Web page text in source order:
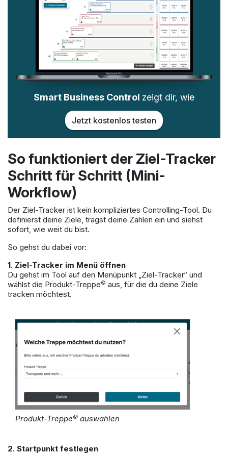
Smart Business Control zeigt dir, wie
Jetzt kostenlos testen
So funktioniert der Ziel-Tracker
Schritt für Schritt (Mini-
Workflow)
Der Ziel-Tracker ist kein kompliziertes Controlling-Tool. Du
definierst deine Ziele, trägst deine Zahlen ein und siehst
sofort, wie weit du bist.
So gehst du dabei vor:
1. Ziel-Tracker im Menü öffnen
Du gehst im Tool auf den Menüpunkt „Ziel-Tracker“ und
wählst die Produkt-Treppe© aus, für die du deine Ziele
tracken möchtest.
Produkt-Treppe© auswählen
2. Startpunkt festlegen